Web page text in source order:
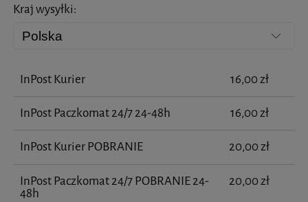
Kraj wysyłki:
InPost Kurier 16,00 zł
InPost Paczkomat 24/7 24-48h 16,00 zł
InPost Kurier POBRANIE 20,00 zł
InPost Paczkomat 24/7 POBRANIE 24-
48h
20,00 zł